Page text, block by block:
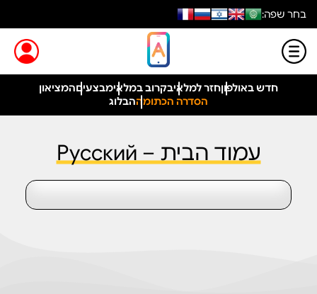
בחר שפה:
חדש באולפוןחזר למלאיבקרוב במלאימבצעיםהמציאון
הסדרה הכתומההבלוג
עמוד הבית – Русский